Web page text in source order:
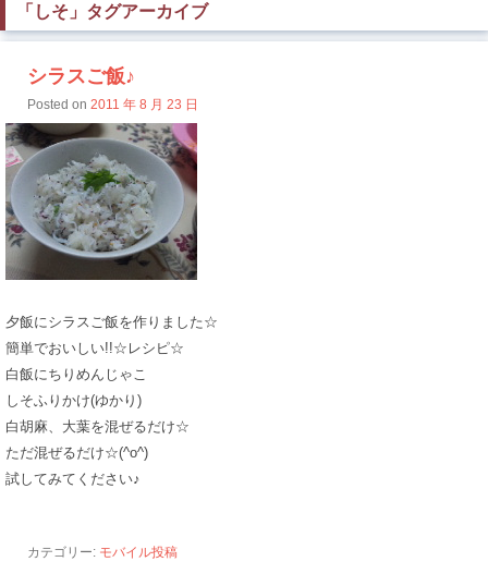
「 しそ 」タグアーカイブ
シラスご飯♪
Posted on 2011 年 8 月 23 日
夕飯にシラスご飯を作りました☆
簡単でおいしい!!☆レシピ☆
白飯にちりめんじゃこ
しそふりかけ(ゆかり)
白胡麻、大葉を混ぜるだけ☆
ただ混ぜるだけ☆(^o^)
試してみてください♪
カテゴリー: モバイル投稿